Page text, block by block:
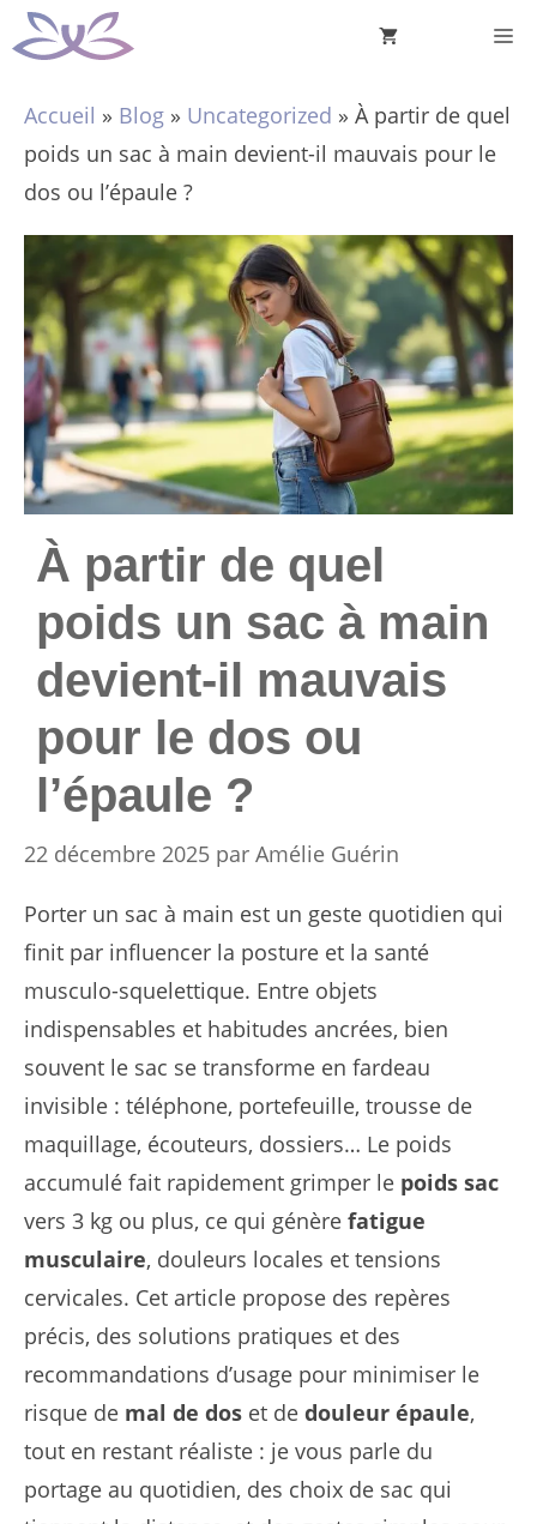
Aller
au
Accueil » Blog » Uncategorized » À partir de quel
poids un sac à main devient-il mauvais pour le
dos ou l’épaule ?
À partir de quel
poids un sac à main
devient-il mauvais
pour le dos ou
l’épaule ?
22 décembre 2025 par Amélie Guérin
Porter un sac à main est un geste quotidien qui
finit par influencer la posture et la santé
musculo-squelettique. Entre objets
indispensables et habitudes ancrées, bien
souvent le sac se transforme en fardeau
invisible : téléphone, portefeuille, trousse de
maquillage, écouteurs, dossiers… Le poids
accumulé fait rapidement grimper le poids sac
vers 3 kg ou plus, ce qui génère fatigue
musculaire, douleurs locales et tensions
cervicales. Cet article propose des repères
précis, des solutions pratiques et des
recommandations d’usage pour minimiser le
risque de mal de dos et de douleur épaule,
tout en restant réaliste : je vous parle du
portage au quotidien, des choix de sac qui